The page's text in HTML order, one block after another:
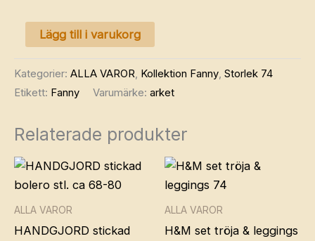
ARKET
romper
74
mängd
Lägg till i varukorg
Kategorier: ALLA VAROR, Kollektion Fanny, Storlek 74
Etikett: Fanny Varumärke: arket
Relaterade produkter
ALLA VAROR
HANDGJORD stickad
ALLA VAROR
H&M set tröja & leggings